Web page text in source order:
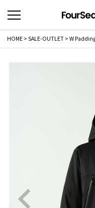
HOME SALE-OUTLET W